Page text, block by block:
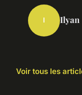
I Ilyan
Voir tous les